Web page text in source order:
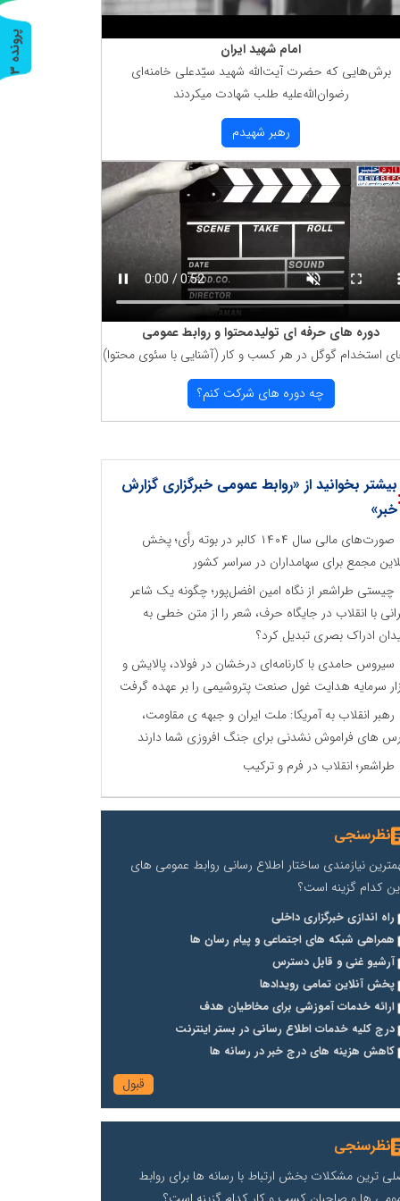
امام شهید ایران
برش‌هایی كه حضرت آیت‌الله شهید سیّدعلی خامنه‌ای
رضوان‌الله‌علیه طلب شهادت میكردند
رهبر شهیدم
دوره های حرفه ای تولیدمحتوا و روابط عمومی
استخدام گوگل در هر كسب و كار (آشنایی با سئوی محتوا)
چه دوره های شركت كنم؟
بیشتر بخوانید از «روابط عمومی خبرگزاری گزارش
خبر»
صورت‌های مالی سال ۱۴۰۴ کالبر در بوته رأی؛ پخش
مجمع برای سهامداران در سراسر کشور
چیستی طراشعر از نگاه امین افضل‌پور؛ چگونه یک شاعر
با انقلاب در جایگاه حرف، شعر را از متن خطی به
ادراک بصری تبدیل کرد؟
سیروس حامدی با کارنامه‌ای درخشان در فولاد، پالایش و
سرمایه هدایت غول صنعت پتروشیمی را بر عهده گرفت
رهبر انقلاب به آمریکا: ملت ایران و جبهه ی مقاومت،
های فراموش نشدنی برای جنگ افروزی شما دارند
طراشعر؛ انقلاب در فرم و ترکیب
نظرسنجی
نیازمندی ساختار اطلاع رسانی روابط عمومی های
کدام گزینه است؟
راه اندازی خبرگزاری داخلی
همراهی شبکه های اجتماعی و پیام رسان ها
آرشیو غنی و قابل دسترس
پخش آنلاین تمامی رویدادها
ارائه خدمات آموزشی برای مخاطیان هدف
درج کلیه خدمات اطلاع رسانی در بستر اینترنت
کاهش هزینه های درج خبر در رسانه ها
نظرسنجی
ترین مشکلات بخش ارتباط با رسانه ها برای روابط
پ
ر
و
ن
د
ه
3